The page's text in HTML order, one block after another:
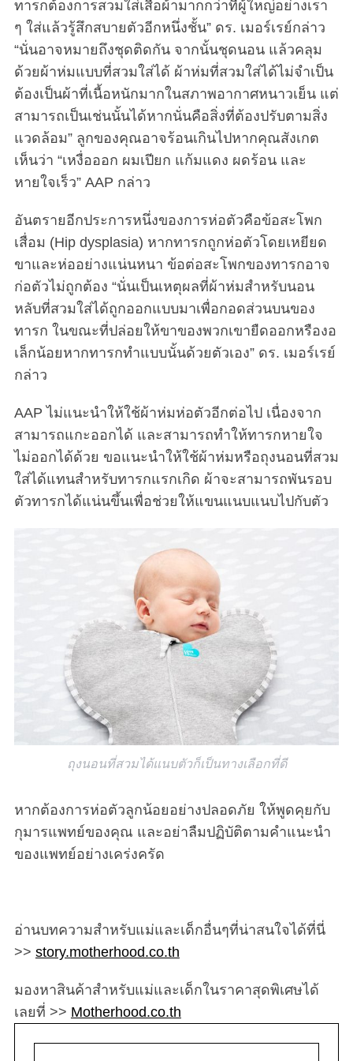
ทารกต้องการสวมใส่เสื้อผ้ามากกว่าที่ผู้ใหญ่อย่างเรา
ๆ ใส่แล้วรู้สึกสบายตัวอีกหนึ่งชั้น” ดร. เมอร์เรย์กล่าว
“นั่นอาจหมายถึงชุดติดกัน จากนั้นชุดนอน แล้วคลุม
ด้วยผ้าห่มแบบที่สวมใส่ได้ ผ้าห่มที่สวมใส่ได้ไม่จำเป็น
ต้องเป็นผ้าที่เนื้อหนักมากในสภาพอากาศหนาวเย็น แต่
สามารถเป็นเช่นนั้นได้หากนั่นคือสิ่งที่ต้องปรับตามสิ่ง
แวดล้อม” ลูกของคุณอาจร้อนเกินไปหากคุณสังเกต
เห็นว่า “เหงื่อออก ผมเปียก แก้มแดง ผดร้อน และ
หายใจเร็ว” AAP กล่าว
อันตรายอีกประการหนึ่งของการห่อตัวคือข้อสะโพก
เสื่อม (Hip dysplasia) หากทารกถูกห่อตัวโดยเหยียด
ขาและห่ออย่างแน่นหนา ข้อต่อสะโพกของทารกอาจ
ก่อตัวไม่ถูกต้อง “นั่นเป็นเหตุผลที่ผ้าห่มสำหรับนอน
หลับที่สวมใส่ได้ถูกออกแบบมาเพื่อกอดส่วนบนของ
ทารก ในขณะที่ปล่อยให้ขาของพวกเขายืดออกหรืองอ
เล็กน้อยหากทารกทำแบบนั้นด้วยตัวเอง” ดร. เมอร์เรย์
กล่าว
AAP ไม่แนะนำให้ใช้ผ้าห่มห่อตัวอีกต่อไป เนื่องจาก
สามารถแกะออกได้ และสามารถทำให้ทารกหายใจ
ไม่ออกได้ด้วย ขอแนะนำให้ใช้ผ้าห่มหรือถุงนอนที่สวม
ใส่ได้แทนสำหรับทารกแรกเกิด ผ้าจะสามารถพันรอบ
ตัวทารกได้แน่นขึ้นเพื่อช่วยให้แขนแนบแนบไปกับตัว
ถุงนอนที่สวมได้แนบตัวก็เป็นทางเลือกที่ดี
หากต้องการห่อตัวลูกน้อยอย่างปลอดภัย ให้พูดคุยกับ
กุมารแพทย์ของคุณ และอย่าลืมปฏิบัติตามคำแนะนำ
ของแพทย์อย่างเคร่งครัด
อ่านบทความสำหรับแม่และเด็กอื่นๆที่น่าสนใจได้ที่นี่
>> story.motherhood.co.th
มองหาสินค้าสำหรับแม่และเด็กในราคาสุดพิเศษได้
เลยที่ >> Motherhood.co.th